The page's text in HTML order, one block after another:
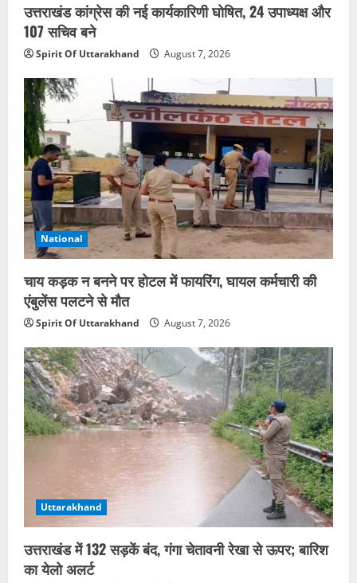
उत्तराखंड कांग्रेस की नई कार्यकारिणी घोषित, 24 उपाध्यक्ष और
107 सचिव बने
Spirit Of Uttarakhand August 7, 2026
National
चाय कड़क न बनने पर होटल में फायरिंग, घायल कर्मचारी की
एंबुलेंस पलटने से मौत
Spirit Of Uttarakhand August 7, 2026
Uttarakhand
उत्तराखंड में 132 सड़कें बंद, गंगा चेतावनी रेखा से ऊपर; बारिश
का येलो अलर्ट